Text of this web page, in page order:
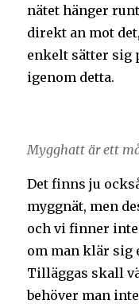
nätet hänger
direkt an mot
enkelt sätter sig
igenom detta.
Mygghatt är ett
Det finns ju
myggnät, men
och vi finner
om man klär sig
Tilläggas skall
behöver man